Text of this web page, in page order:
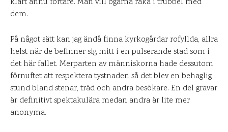
dem.
På något sätt kan jag ändå finna kyrkogårdar rofyllda, allra
helst när de befinner sig mitt i en pulserande stad som i
det här fallet. Merparten av människorna hade dessutom
förnuftet att respektera tystnaden så det blev en behaglig
stund bland stenar, träd och andra besökare. En del gravar
är definitivt spektakulära medan andra är lite mer
anonyma.